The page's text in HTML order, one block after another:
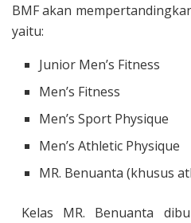
​BMF akan
yaitu:
​Junior Men’s Fitness
​Men’s Fitness
​Men’s Sport Physique
​Men’s Athletic Physique
​MR. Benuanta (khusus
Kelas MR. Benuanta